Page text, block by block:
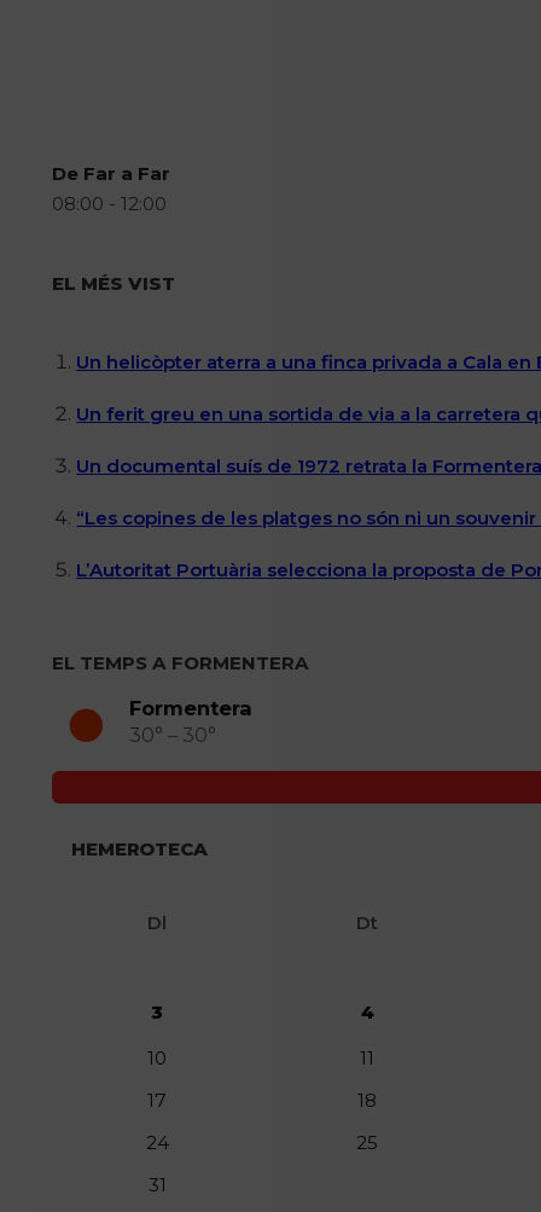
De Far a Far
08:00 - 12:00
EL MÉS VIST
Un helicòpter aterra a una finca privada a Cala
Un ferit greu en una sortida de via a la carretera
Un documental suís de 1972 retrata la
“Les copines de les platges no són ni un
L’Autoritat Portuària selecciona la proposta de
EL TEMPS A FORMENTERA
Formentera
30° – 30°
HEMEROTECA
Dl Dt
3
4
10
11
17
18
24
25
31